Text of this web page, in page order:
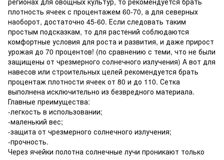
плотность ячеек с процентажем 60-70, а для северных
наоборот, достаточно 45-60. Если следовать таким
простым подсказкам, то для растений соблюдаются
комфортные условия для роста и развития, и даже прирост
урожая до 70 процентов! (по сравнению с теми, что не были
защищены от чрезмерного солнечного излучения) А вот для
навесов или строительных целей рекомендуется брать
процентаж плотности ячеек от 80 и до 110. Сетка
выполнена исключительно из безвредного материала.
Главные преимущества:
-легкость в использовании;
-маленький вес;
-защита от чрезмерного солнечного излучения;
-прочность.
Через ячейки полотна солнечные лучи проникают только